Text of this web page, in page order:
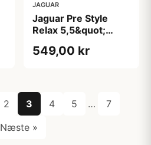
JAGUAR
Jaguar Pre Style
Relax 5,5&quot;
549,00 kr
2 3 4 5 …
7
Næste »